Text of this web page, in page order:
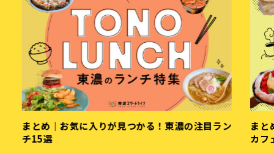
まとめ｜お気に入りが見つかる！東濃の注目ラン
チ15選
ま
カ